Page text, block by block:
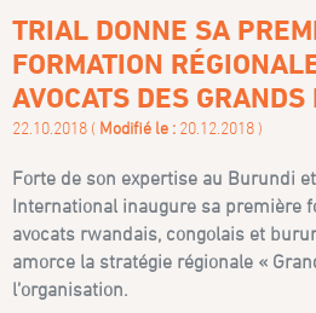
TRIAL DONNE SA
FORMATION
AVOCATS DES
22.10.2018 ( Modifié le : 20.12.2018 )
Forte de son expertise au Burundi et
International inaugure sa première
avocats rwandais, congolais et
amorce la stratégie régionale «
l’organisation.